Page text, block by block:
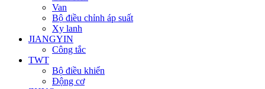
Van
Bộ điều chỉnh áp suất
Xy lanh
JIANGYIN
Công tắc
TWT
Bộ điều khiển
Động cơ